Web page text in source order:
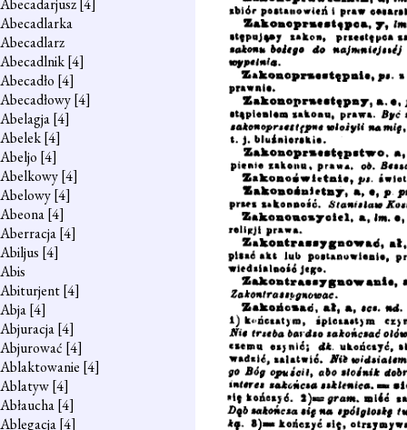
Abecadarjusz[4]
Abecadlarka
Abecadlarz
Abecadlnik[4]
Abecadło [4]
Abecadłowy[4]
Abelagja[4]
Abelek[4]
Abeljo [4]
Abelkowy[4]
Abelowy[4]
Abeona[4]
Aberracja[4]
Abiljus [4]
Abis
Abiturjent[4]
Abja[4]
Abjuracja[4]
Abjurować [4]
Ablaktowanie [4]
Ablatyw[4]
Abłaucha[4]
Ablegacja[4]